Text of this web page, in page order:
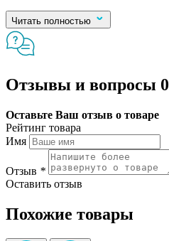
Читать полностью
Отзывы и вопросы 0
Оставьте Ваш отзыв о товаре
Рейтинг товара
Имя
Отзыв *
Оставить отзыв
Похожие товары